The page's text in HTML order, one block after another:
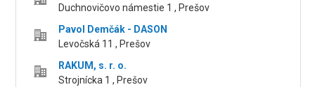
Duchnovičovo námestie 1 , Prešov
Pavol Demčák - DASON
Levočská 11 , Prešov
RAKUM, s. r. o.
Strojnícka 1 , Prešov